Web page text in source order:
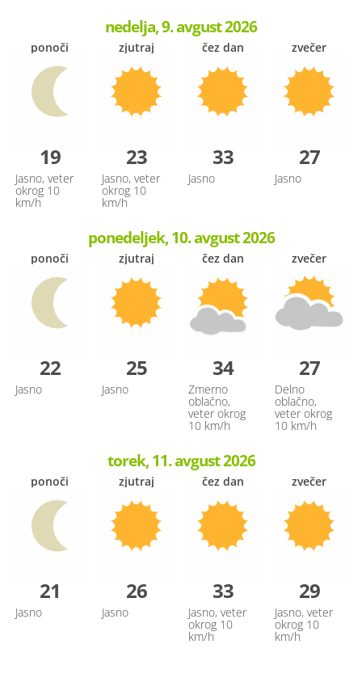
nedelja, 9. avgust 2026
ponoči
19
Jasno, veter
okrog 10
km/h
zjutraj
23
Jasno, veter
okrog 10
km/h
čez dan
33
Jasno
zvečer
27
Jasno
ponedeljek, 10. avgust 2026
ponoči
22
Jasno
zjutraj
25
Jasno
čez dan
34
Zmerno
oblačno,
veter okrog
10 km/h
zvečer
27
Delno
oblačno,
veter okrog
10 km/h
torek, 11. avgust 2026
ponoči
21
Jasno
zjutraj
26
Jasno
čez dan
33
Jasno, veter
okrog 10
km/h
zvečer
29
Jasno, veter
okrog 10
km/h